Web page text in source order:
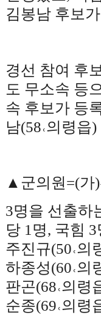
김봉남 후보
경선 참여 후
도 무소속 등
속 후보가 등
남(58˓의령읍)
▲ 군의원 =(가)
3명을 선출하
당 1 명, 국힘 3
주진규(50˓의
하종성(60˓의
판곤(68˓의령
순종(69˓의령